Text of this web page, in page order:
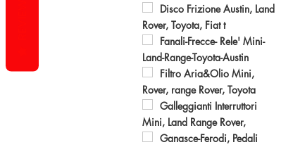
Disco Frizione Austin, Land
Rover, Toyota, Fiat t
Fanali-Frecce- Rele' Mini-
Land-Range-Toyota-Austin
Filtro Aria&Olio Mini,
Rover, range Rover, Toyota
Galleggianti Interruttori
Mini, Land Range Rover,
Ganasce-Ferodi, Pedali